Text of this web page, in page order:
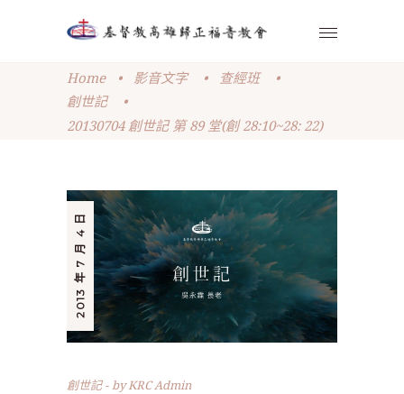
Home • 影音文字 • 查經班
•
創世記
•
20130704 創世記 第 89 堂(創 28:10~28: 22)
2013 年 7 月 4 日
創世記 byKRC Admin